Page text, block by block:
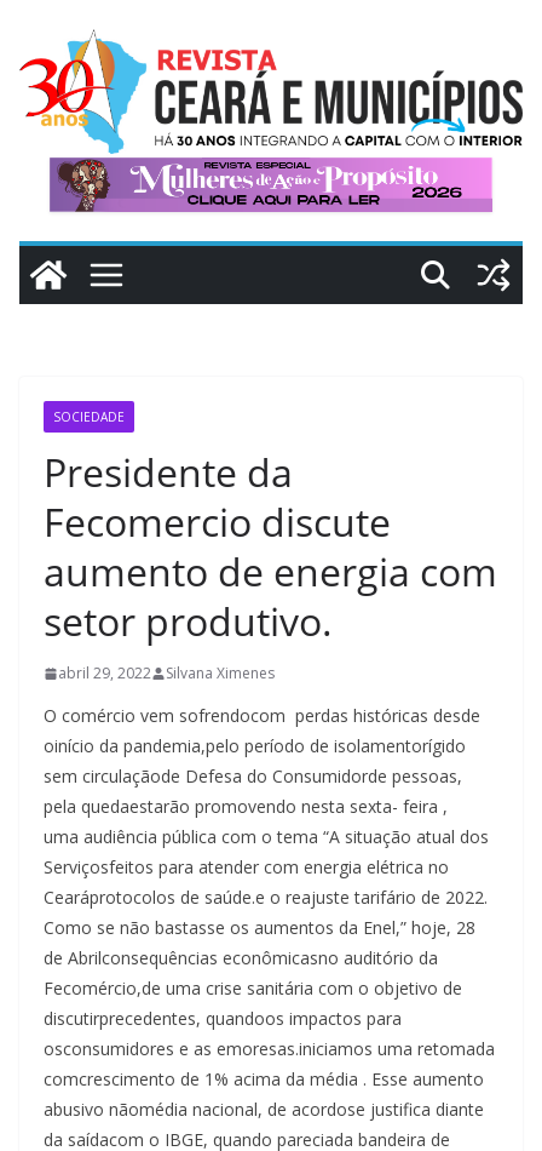
conteúdo
SOCIEDADE
Presidente da
Fecomercio discute
aumento de energia com
setor produtivo.
abril 29, 2022 Silvana Ximenes
O comércio vem sofrendocom perdas históricas desde
oinício da pandemia,pelo período de isolamentorígido
sem circulaçãode Defesa do Consumidorde pessoas,
pela quedaestarão promovendo nesta sexta- feira ,
uma audiência pública com o tema “A situação atual dos
Serviçosfeitos para atender com energia elétrica no
Cearáprotocolos de saúde.e o reajuste tarifário de 2022.
Como se não bastasse os aumentos da Enel,” hoje, 28
de Abrilconsequências econômicasno auditório da
Fecomércio,de uma crise sanitária com o objetivo de
discutirprecedentes, quandoos impactos para
osconsumidores e as emoresas.iniciamos uma retomada
comcrescimento de 1% acima da média . Esse aumento
abusivo nãomédia nacional, de acordose justifica diante
da saídacom o IBGE, quando pareciada bandeira de